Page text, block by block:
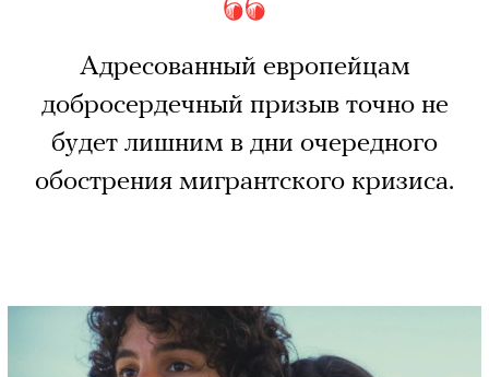
Адресованный европейцам
добросердечный призыв точно не
будет лишним в дни очередного
обострения мигрантского кризиса.